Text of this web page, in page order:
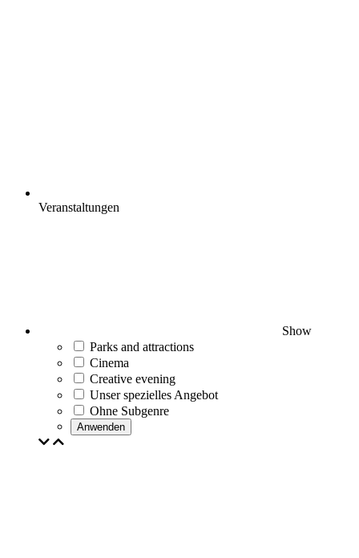
Veranstaltungen
Show
Parks and attractions
Cinema
Creative evening
Unser spezielles Angebot
Ohne Subgenre
Anwenden